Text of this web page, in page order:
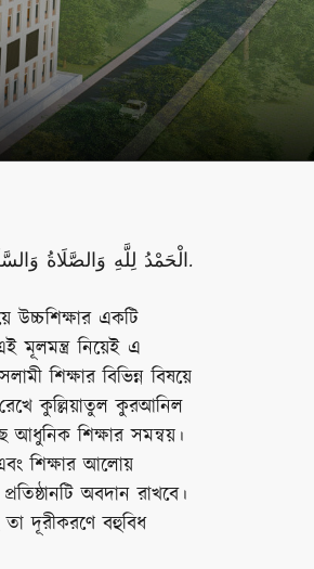
.الْحَمْدُ لِلَّهِ وَالصَّلَاةُ
উচ্চশিক্ষার একটি
মূলমন্ত্র নিয়েই এ
শিক্ষার বিভিন্ন বিষয়ে
কুল্লিয়াতুল কুরআনিল
আধুনিক শিক্ষার সমন্বয়।
শিক্ষার আলোয়
অবদান রাখবে।
দূরীকরণে বহুবিধ